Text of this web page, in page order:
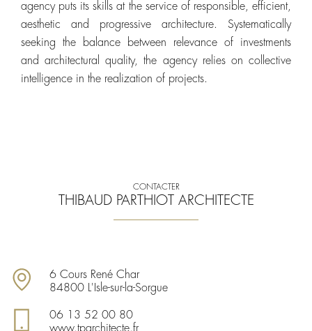
agency puts its skills at the service of responsible, efficient,
aesthetic and progressive architecture. Systematically
seeking the balance between relevance of investments
and architectural quality, the agency relies on collective
intelligence in the realization of projects.
CONTACTER
THIBAUD PARTHIOT ARCHITECTE
6 Cours René Char
84800 L'Isle-sur-la-Sorgue
06 13 52 00 80
www.tparchitecte.fr